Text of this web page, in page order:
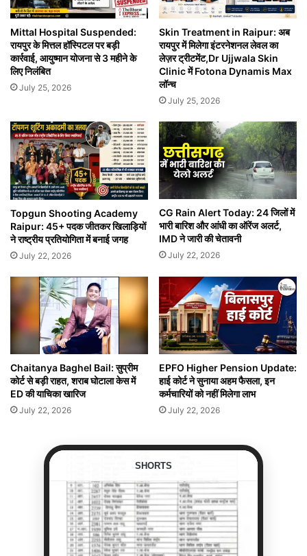
Mittal Hospital Suspended:
रायपुर के मित्तल हॉस्पिटल पर बड़ी
कार्रवाई, आयुष्मान योजना से 3 महीने के
लिए निलंबित
July 25, 2026
Skin Treatment in Raipur: अब
रायपुर में मिलेगा इंटरनेशनल लेवल का
लेज़र ट्रीटमेंट,Dr Ujjwala Skin
Clinic में Fotona Dynamis Max
लॉन्च
July 25, 2026
Topgun Shooting Academy
Raipur: 45+ पदक जीतकर खिलाड़ियों
ने राष्ट्रीय प्रतियोगिता में बनाई जगह
July 22, 2026
CG Rain Alert Today: 24 जिलों में
भारी बारिश और आंधी का ऑरेंज अलर्ट,
IMD ने जारी की चेतावनी
July 22, 2026
Chaitanya Baghel Bail: सुप्रीम
कोर्ट से बड़ी राहत, शराब घोटाला केस में
ED की याचिका खारिज
July 22, 2026
EPFO Higher Pension Update:
हाई कोर्ट ने सुनाया अहम फैसला, इन
कर्मचारियों को नहीं मिलेगा लाभ
July 22, 2026
SHORTS